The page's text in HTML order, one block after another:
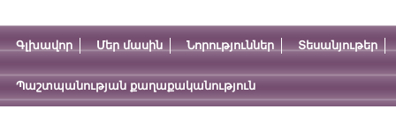
Գլխավոր Մեր մասին Նորություններ Տեսանյութեր
Պաշտպանության քաղաքականություն